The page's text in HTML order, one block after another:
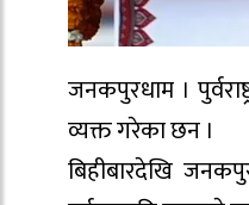
जनकपुरधाम ।
व्यक्त गरेका छन ।
बिहीबारदेखि